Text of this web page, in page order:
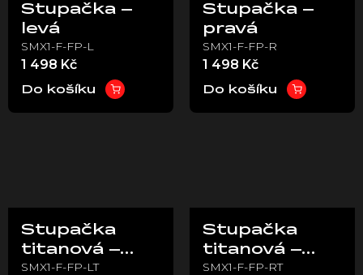
Stupačka –
levá
SMX1-F-FP-L
1 498 Kč
Do košíku
Stupačka –
pravá
SMX1-F-FP-R
1 498 Kč
Do košíku
Stupačka
titanová –
levá – Stark
SMX1-F-FP-LT
Stupačka
titanová –
pravá – Stark
SMX1-F-FP-RT